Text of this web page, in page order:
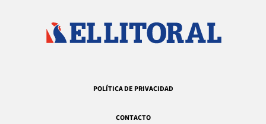
POLÍTICA DE PRIVACIDAD
CONTACTO